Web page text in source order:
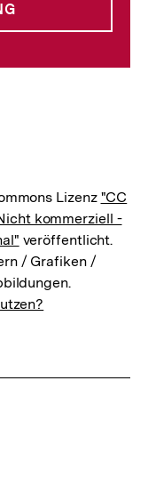
Lizenz "CC
kommerziell -
veröffentlicht.
/ Grafiken /